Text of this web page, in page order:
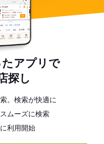
アプリで
探し
。検索が快適に
ムーズに検索
利用開始